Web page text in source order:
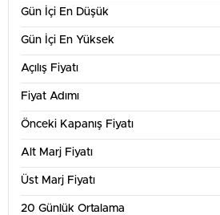
Gün İçi En Düşük
Gün İçi En Yüksek
Açılış Fiyatı
Fiyat Adımı
Önceki Kapanış Fiyatı
Alt Marj Fiyatı
Üst Marj Fiyatı
20 Günlük Ortalama